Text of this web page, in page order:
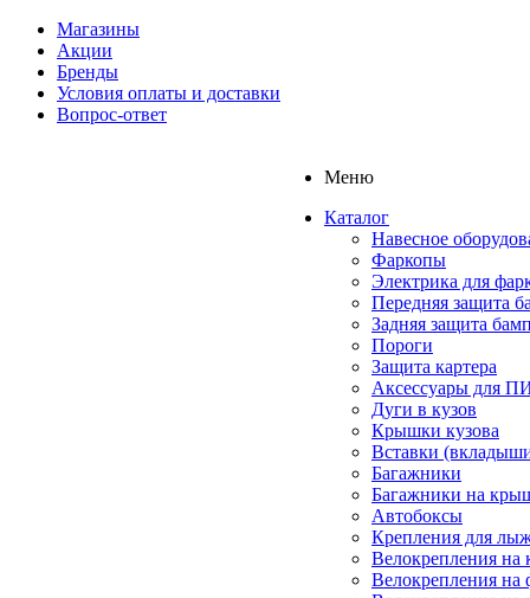
Магазины
Акции
Бренды
Условия оплаты и доставки
Вопрос-ответ
Меню
Каталог
Навесное
Фаркопы
Электрика для
Передняя защита
Задняя защита
Пороги
Защита картера
Аксессуары для
Дуги в кузов
Крышки кузова
Вставки
Багажники
Багажники на
Автобоксы
Крепления для
Велокрепления
Велокрепления на